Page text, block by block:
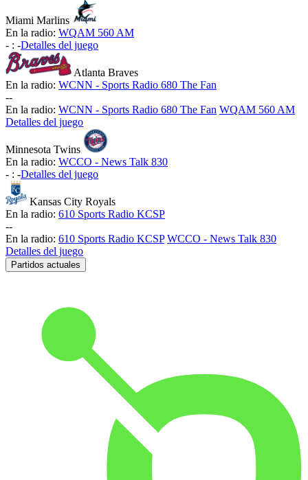
Miami Marlins
En la radio: WQAM 560 AM
- : -Detalles del juego
Atlanta Braves
En la radio: WCNN - Sports Radio 680 The Fan
--
En la radio: WCNN - Sports Radio 680 The Fan WQAM 560 AM
Detalles del juego
Minnesota Twins
En la radio: WCCO - News Talk 830
- : -Detalles del juego
Kansas City Royals
En la radio: 610 Sports Radio KCSP
--
En la radio: 610 Sports Radio KCSP WCCO - News Talk 830
Detalles del juego
Partidos actuales